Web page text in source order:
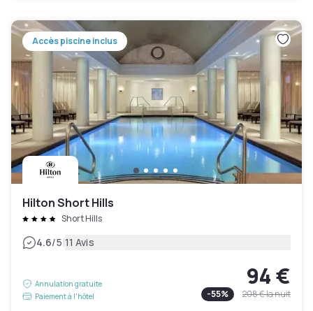
Accès piscine inclus
Hilton Short Hills
Short Hills
4.6/5|11 Avis
Annulation gratuite
Paiement à l'hôtel
94 €
-55% 208 €la nuit